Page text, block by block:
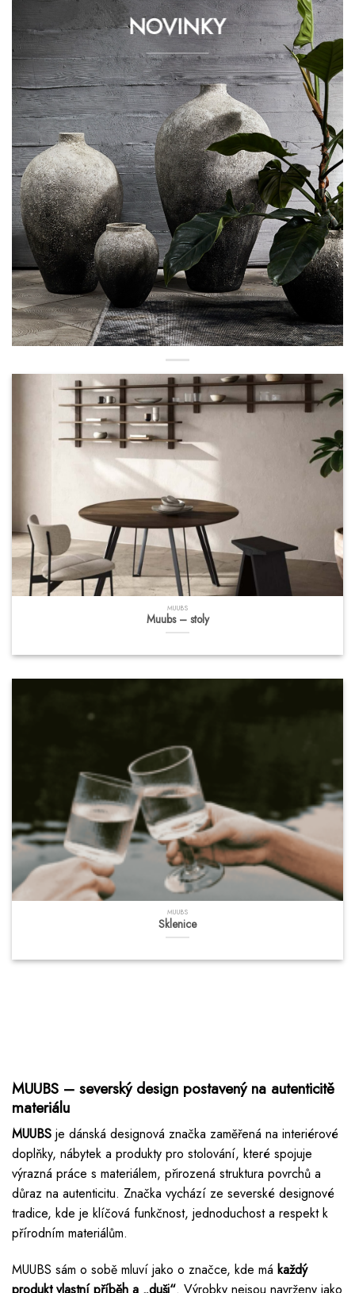
NOVINKY
MUUBS
Muubs – stoly
MUUBS
Sklenice
MUUBS – severský design postavený na autenticitě
materiálu
MUUBS je dánská designová značka zaměřená na interiérové
doplňky, nábytek a produkty pro stolování, které spojuje
výrazná práce s materiálem, přirozená struktura povrchů a
důraz na autenticitu. Značka vychází ze severské designové
tradice, kde je klíčová funkčnost, jednoduchost a respekt k
přírodním materiálům.
MUUBS sám o sobě mluví jako o značce, kde má každý